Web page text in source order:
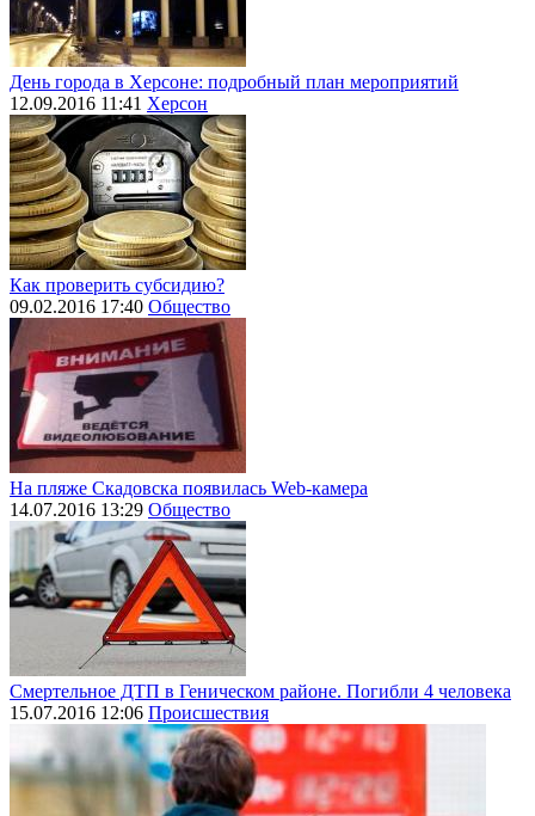
День города в Херсоне: подробный план мероприятий
12.09.2016 11:41 Херсон
Как проверить субсидию?
09.02.2016 17:40 Общество
На пляже Скадовска появилась Web-камера
14.07.2016 13:29 Общество
Смертельное ДТП в Геническом районе. Погибли 4 человека
15.07.2016 12:06 Происшествия